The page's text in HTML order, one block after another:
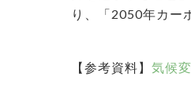
り、「2050年カー
【参考資料】 気候